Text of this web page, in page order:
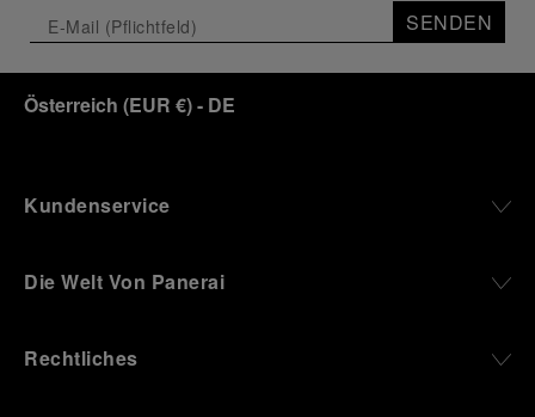
SENDEN
Österreich (EUR €)- DE
Kundenservice
Die Welt Von Panerai
Rechtliches